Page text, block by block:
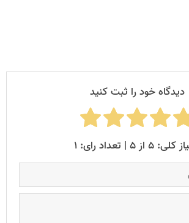
دیدگاه خود را ثبت کنید
۵ از ۵ | تعداد رای: ۱